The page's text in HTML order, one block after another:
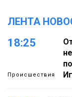
ЛЕНТА
18:25
Происшествия